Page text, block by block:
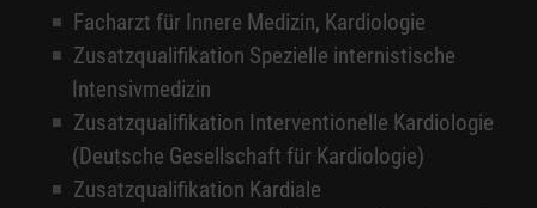
Facharzt für Innere Medizin, Kardiologie
Zusatzqualifikation Spezielle internistische
Intensivmedizin
Zusatzqualifikation Interventionelle Kardiologie
(Deutsche Gesellschaft für Kardiologie)
Zusatzqualifikation Kardiale